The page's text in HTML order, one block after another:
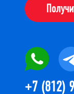
+7 (812)